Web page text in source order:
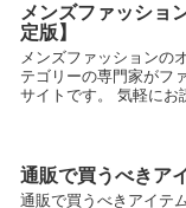
メンズファッショ
定版】
メンズファッションの
テゴリーの専門家がフ
サイトです。 気軽に
通販で買うべきア
通販で買うべきアイテ